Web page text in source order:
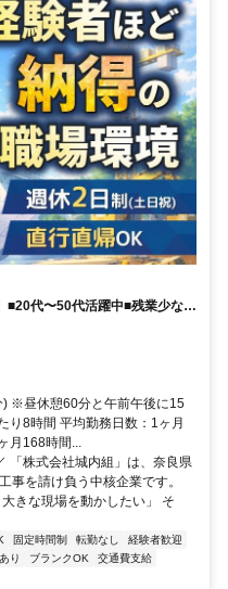
■20代〜50代活躍中■残業少なめ
り■決算賞与6年連続支給中■週
給
) ※昼休憩60分と午前午後に15
り8時間 平均勤務日数：1ヶ月
月168時間...
「株式会社城内組」は、奈良県
事を請け負う中核企業です。
きな現場を動かしたい」 そ
固定時間制 転勤なし
経験者歓迎
り ブランクOK
交通費支給